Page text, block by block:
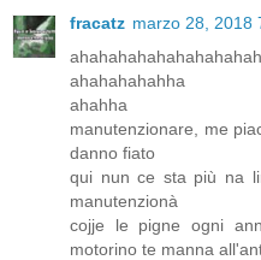
fracatz marzo 28, 2018
ahahahahahha
ahahha
manutenzionare, me
danno fiato
qui nun ce sta più na
manutenzionà
cojje le pigne ogni
motorino te manna